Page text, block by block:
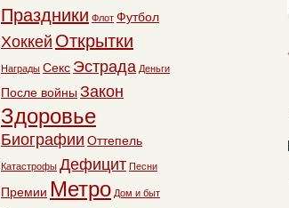
Праздники Флот Футбол
Хоккей Открытки
Награды Секс Эстрада Деньги
После войны Закон
Здоровье
Биографии Оттепель
Катастрофы Дефицит Песни
Премии Метро Дом и быт